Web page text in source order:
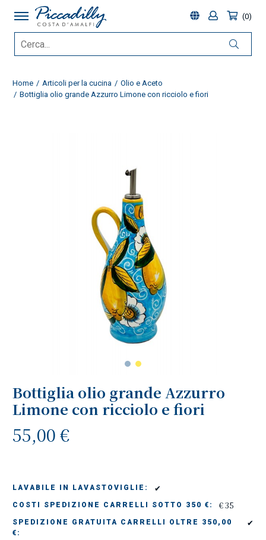
0
Home Articoli per la cucina
Olio e Aceto
Bottiglia olio grande Azzurro Limone con ricciolo e fiori
Bottiglia olio grande Azzurro
Limone con ricciolo e fiori
55,00 €
LAVABILE IN LAVASTOVIGLIE: ✔
COSTI SPEDIZIONE CARRELLI SOTTO 350 €: € 35
SPEDIZIONE GRATUITA CARRELLI OLTRE 350,00
€:
✔